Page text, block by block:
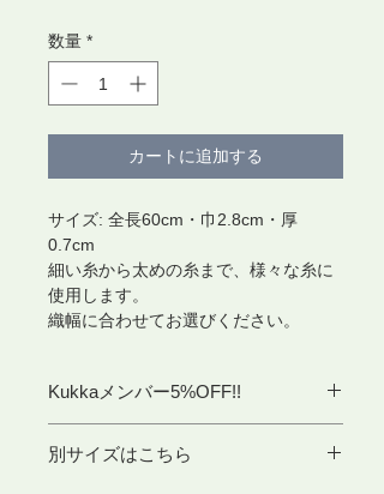
数量 *
カートに追加する
サイズ: 全長60cm・巾2.8cm・厚
0.7cm
細い糸から太めの糸まで、様々な糸に
使用します。
織幅に合わせてお選びください。
Kukkaメンバー5%OFF!!
別サイズはこちら